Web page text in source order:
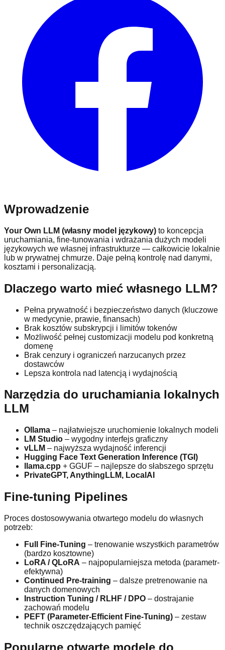
Wprowadzenie
Your Own LLM (własny model językowy) to koncepcja
uruchamiania, fine-tunowania i wdrażania dużych modeli
językowych we własnej infrastrukturze — całkowicie lokalnie
lub w prywatnej chmurze. Daje pełną kontrolę nad danymi,
kosztami i personalizacją.
Dlaczego warto mieć własnego LLM?
Pełna prywatność i bezpieczeństwo danych (kluczowe
w medycynie, prawie, finansach)
Brak kosztów subskrypcji i limitów tokenów
Możliwość pełnej customizacji modelu pod konkretną
domenę
Brak cenzury i ograniczeń narzucanych przez
dostawców
Lepsza kontrola nad latencją i wydajnością
Narzędzia do uruchamiania lokalnych
LLM
Ollama – najłatwiejsze uruchomienie lokalnych modeli
LM Studio – wygodny interfejs graficzny
vLLM – najwyższa wydajność inferencji
Hugging Face Text Generation Inference (TGI)
llama.cpp + GGUF – najlepsze do słabszego sprzętu
PrivateGPT, AnythingLLM, LocalAI
Fine-tuning Pipelines
Proces dostosowywania otwartego modelu do własnych
potrzeb:
Full Fine-Tuning – trenowanie wszystkich parametrów
(bardzo kosztowne)
LoRA / QLoRA – najpopularniejsza metoda (parametr-
efektywna)
Continued Pre-training – dalsze pretrenowanie na
danych domenowych
Instruction Tuning / RLHF / DPO – dostrajanie
zachowań modelu
PEFT (Parameter-Efficient Fine-Tuning) – zestaw
technik oszczędzających pamięć
Popularne otwarte modele do